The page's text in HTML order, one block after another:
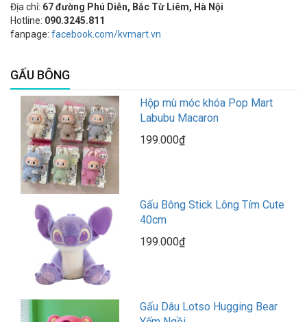
Địa chỉ: 67 đường Phú Diễn, Bắc Từ Liêm, Hà Nội
Hotline: 090.3245.811
fanpage: facebook.com/kvmart.vn
GẤU BÔNG
Hộp mù móc khóa Pop Mart
Labubu Macaron
199.000₫
Gấu Bông Stick Lông Tím Cute
40cm
199.000₫
Gấu Dâu Lotso Hugging Bear